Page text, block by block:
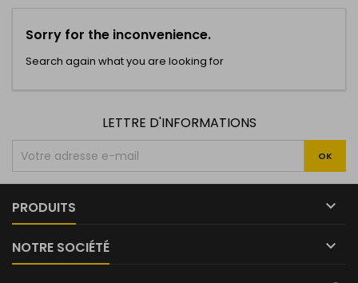
Sorry for the inconvenience.
Search again what you are looking for
LETTRE D'INFORMATIONS
PRODUITS 
NOTRE SOCIÉTÉ 